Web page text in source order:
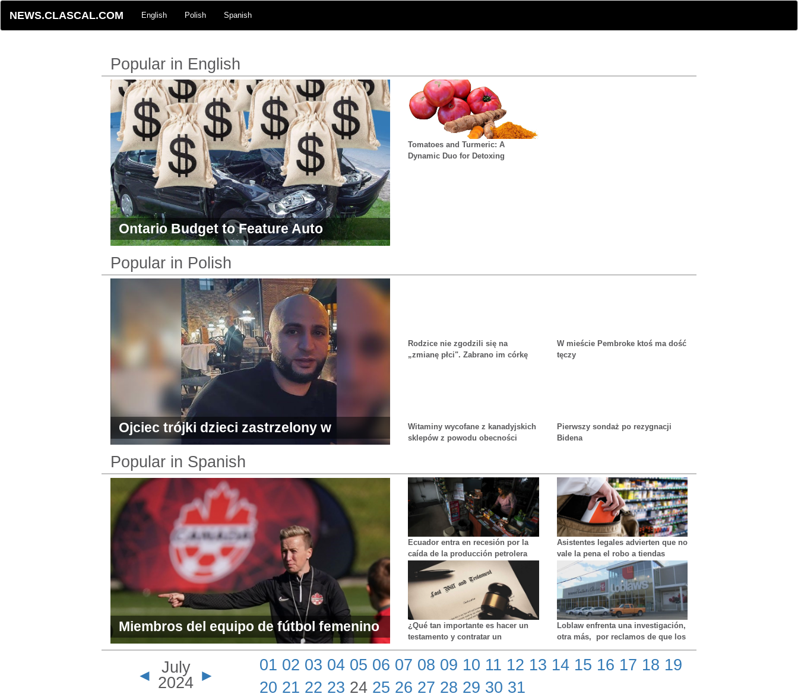
NEWS.CLASCAL.COM English Polish Spanish
Popular in English
Ontario Budget to Feature Auto
Insurance Reforms
Tomatoes and Turmeric: A
Dynamic Duo for Detoxing
Popular in Polish
Ojciec trójki dzieci zastrzelony w
Lombard
Rodzice nie zgodzili się na
„zmianę płci". Zabrano im córkę
W mieście Pembroke ktoś ma dość
tęczy
Witaminy wycofane z kanadyjskich
sklepów z powodu obecności
Pierwszy sondaż po rezygnacji
Bidena
Popular in Spanish
Miembros del equipo de fútbol femenino
enviados a casa y retirados del equipo
olímpico después del incidente con un
Ecuador entra en recesión por la
caída de la producción petrolera
Asistentes legales advierten que no
vale la pena el robo a tiendas
¿Qué tan importante es hacer un
testamento y contratar un
abogado?
Loblaw enfrenta una investigación,
otra más, por reclamos de que los
clientes no pueden eliminar
cuentas de PC Optimum
◄
July
2024 ►
01 02 03 04 05 06 07 08 09 10 11 12 13 14 15 16 17 18 19
20 21 22 23 24 25 26 27 28 29 30 31